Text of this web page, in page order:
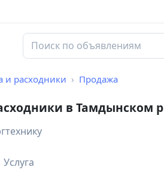
и расходники Продажа
в Тамдынском
Услуга